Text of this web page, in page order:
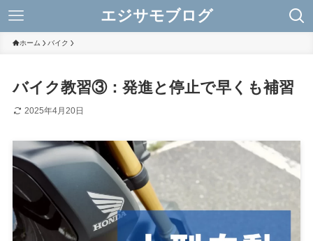
エジサモブログ
ホーム バイク
バイク教習③：発進と停止で早くも補習
2025年4月20日